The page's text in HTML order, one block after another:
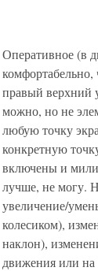
Оперативное (в
комфортабельно,
правый верхний
можно, но не
любую точку
конкретную
включены и
лучше, не могу.
увеличение/
колесиком),
наклон),
движения или